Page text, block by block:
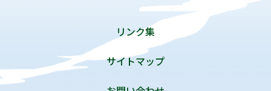
リンク集
サイトマップ